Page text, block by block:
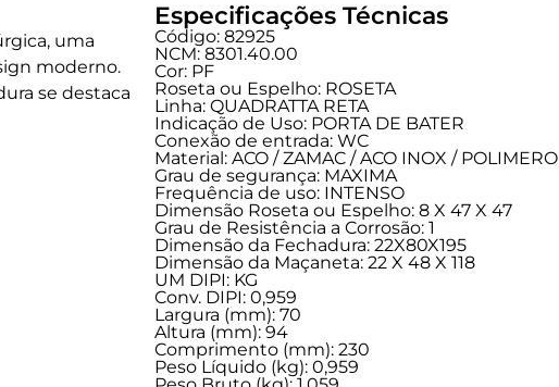
uma
moderno.
se destaca
Especificações Técnicas
Código: 82925
NCM: 8301.40.00
Cor: PF
Roseta ou Espelho: ROSETA
Linha: QUADRATTA RETA
Indicação de Uso: PORTA DE BATER
Conexão de entrada: WC
Material: ACO / ZAMAC / ACO INOX / POLIMERO
Grau de segurança: MAXIMA
Frequência de uso: INTENSO
Dimensão Roseta ou Espelho: 8 X 47 X 47
Grau de Resistência a Corrosão: 1
Dimensão da Fechadura: 22X80X195
Dimensão da Maçaneta: 22 X 48 X 118
UM DIPI: KG
Conv. DIPI: 0,959
Largura (mm): 70
Altura (mm): 94
Comprimento (mm): 230
Peso Líquido (kg): 0,959